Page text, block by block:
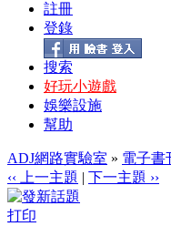
註冊
登錄
搜索
好玩小遊戲
娛樂設施
幫助
ADJ網路實驗室 » 電子書
‹‹ 上一主題 | 下一主題 ››
打印